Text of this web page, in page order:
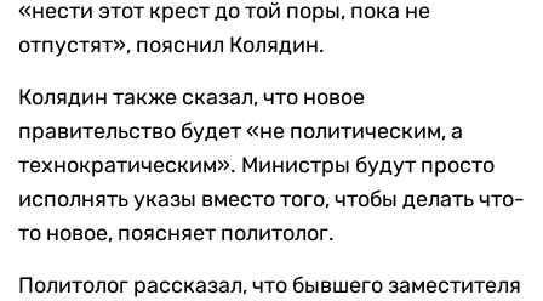
«нести этот крест до той поры, пока не
отпустят», пояснил Колядин.
Колядин также сказал, что новое
правительство будет «не политическим, а
технократическим». Министры будут просто
исполнять указы вместо того, чтобы делать что-
то новое, поясняет политолог.
Политолог рассказал, что бывшего заместителя